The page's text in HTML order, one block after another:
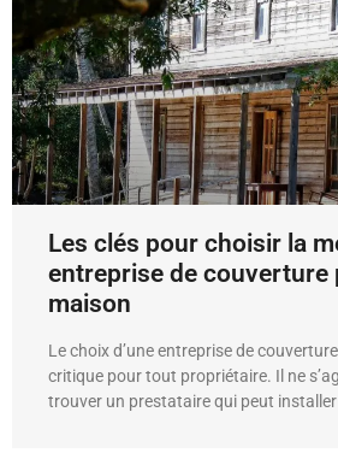
Les clés pour choisir la
entreprise de couverture
maison
Le choix d’une entreprise de
critique pour tout propriétaire. Il ne
trouver un prestataire qui peut installer